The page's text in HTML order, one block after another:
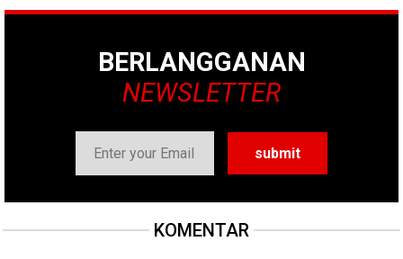
BERLANGGANAN
NEWSLETTER
KOMENTAR